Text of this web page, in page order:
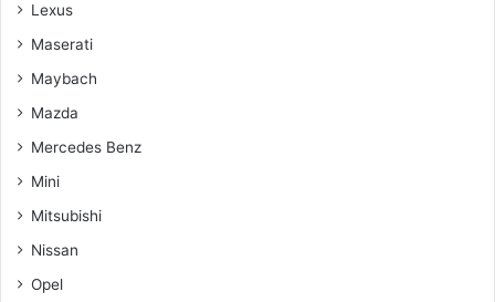
Lexus
Maserati
Maybach
Mazda
Mercedes Benz
Mini
Mitsubishi
Nissan
Opel